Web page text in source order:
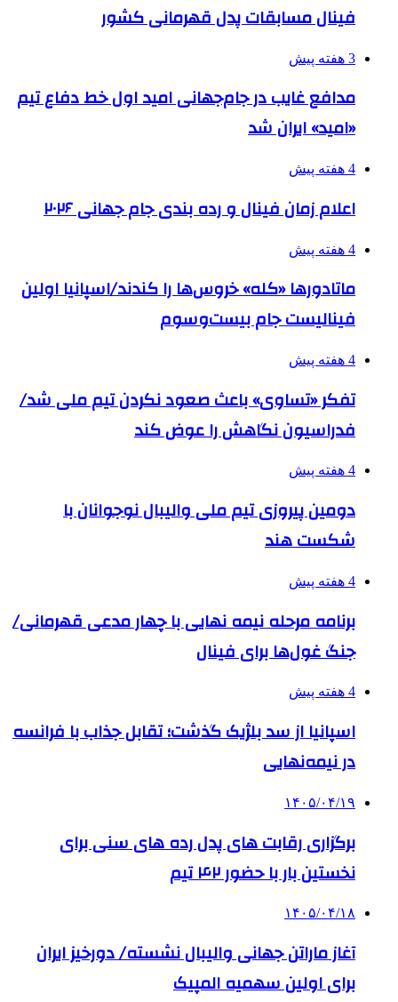
فینال مسابقات پدل قهرمانی کشور
3 هفته پیش
مدافع غایب در جام‌جهانی امید اول خط دفاع تیم
«امید» ایران شد
4 هفته پیش
اعلام زمان فینال و رده بندی جام جهانی ۲۰۲۶
4 هفته پیش
ماتادورها «کله» خروس‌ها را کندند/اسپانیا اولین
فینالیست جام بیست‌وسوم
4 هفته پیش
تفکر «تساوی» باعث صعود نکردن تیم ملی شد/
فدراسیون نگاهش را عوض کند
4 هفته پیش
دومین پیروزی تیم ملی والیبال نوجوانان با
شکست هند
4 هفته پیش
برنامه مرحله نیمه نهایی با چهار مدعی قهرمانی/
جنگ غول‌ها برای فینال
4 هفته پیش
اسپانیا از سد بلژیک گذشت؛ تقابل جذاب با فرانسه
در نیمه‌نهایی
۱۴۰۵/۰۴/۱۹
برگزاری رقابت های پدل رده های سنی برای
نخستین بار با حضور ۴۲ تیم
۱۴۰۵/۰۴/۱۸
آغاز ماراتن جهانی والیبال نشسته/ دورخیز ایران
برای اولین سهمیه المپیک